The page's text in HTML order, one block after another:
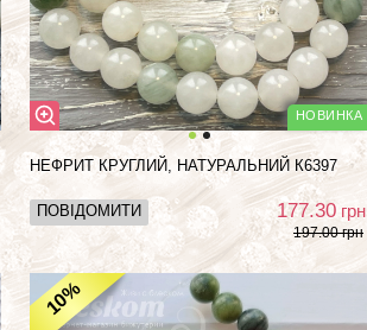
НЕФРИТ КРУГЛИЙ, НАТУРАЛЬНИЙ К6397
ПОВІДОМИТИ 177.30 грн
197.00 грн
10%